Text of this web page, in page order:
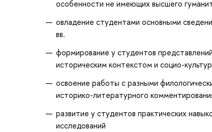
особенности не имеющих высшего
овладение студентами основными
вв.
формирование у студентов
историческим контекстом и социо-
освоение работы с разными
историко-литературного
развитие у студентов практических
исследований